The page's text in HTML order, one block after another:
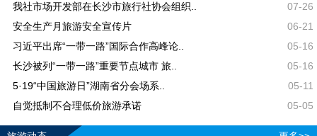
我社市场开发部在长沙市旅行社协会组织..
07-26
安全生产月旅游安全宣传片
06-21
习近平出席“一带一路”国际合作高峰论..
05-16
长沙被列“一带一路”重要节点城市 旅..
05-16
5·19“中国旅游日”湖南省分会场系..
05-11
自觉抵制不合理低价旅游承诺
05-05